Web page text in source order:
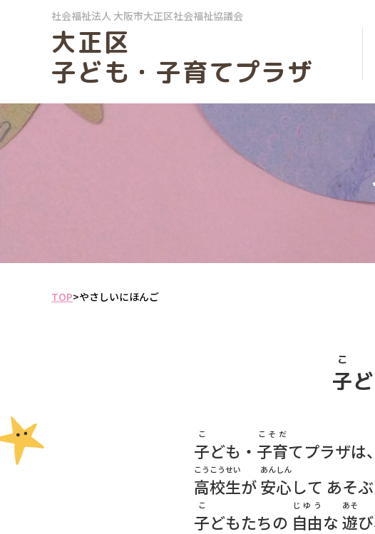
社会福祉法人 大阪市大正区社会福祉協議会
大正区
子ども・子育てプラザ
TOP>やさしいにほんご
子
こ
子
こ
ども・ 子育
こそだ
てプラザは、
高校生
こうこうせい
が安心
あんしん
子
こ
どもたちの 自由
じゆう
な遊
あそ
び